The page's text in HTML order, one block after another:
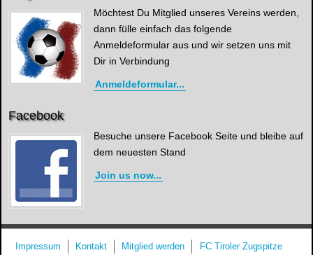
Möchtest Du Mitglied unseres Vereins werden,
dann fülle einfach das folgende
Anmeldeformular aus und wir setzen uns mit
Dir in Verbindung
Anmeldeformular...
Facebook
Besuche unsere Facebook Seite und bleibe auf
dem neuesten Stand
Join us now...
Impressum Kontakt Mitglied werden FC Tiroler Zugspitze